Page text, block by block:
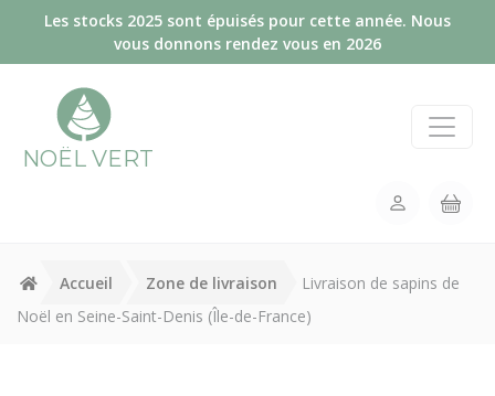
Panneau de gestion des cookies
Les stocks 2025 sont épuisés pour cette année. Nous
vous donnons rendez vous en 2026
NOËL VERT
Accueil Zone de livraison
Livraison de sapins de
Noël en Seine-Saint-Denis (Île-de-France)